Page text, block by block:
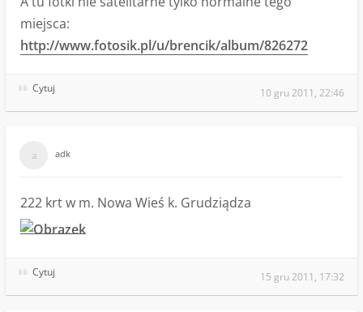
miejsca:
http://www.fotosik.pl/u/brencik/album/826272
Cytuj 10 gru 2011, 22:46
adk
222 krt w m. Nowa Wieś k. Grudziądza
Cytuj 15 gru 2011, 17:32